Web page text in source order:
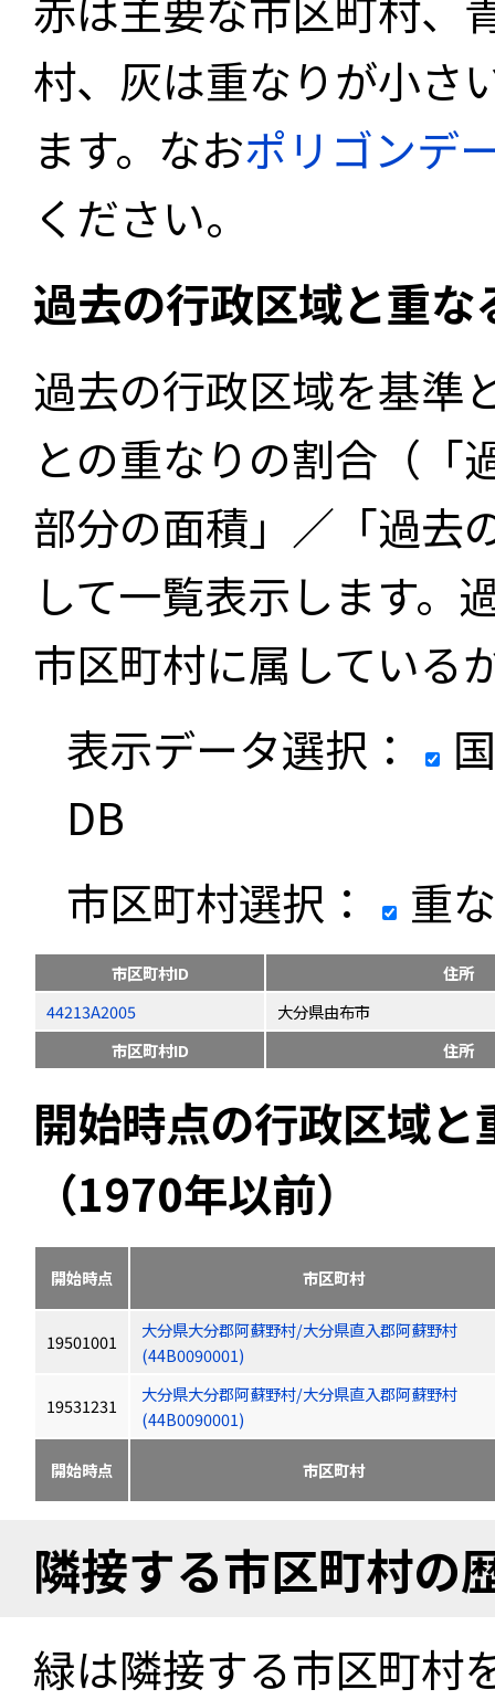
村、灰は重なりが小さ
ます。なおポリゴンデ
ください。
過去の行政区域と重
過去の行政区域を基準
との重なりの割合（「
部分の面積」／「過去
して一覧表示します。
市区町村に属している
表示データ選択：
DB
市区町村選択：
重
市区町村ID
住所
44213A2005
大分県由布市
市区町村ID
住所
開始時点の行政区域
（1970年以前）
開始時点 市区町村
19501001
大分県大分郡阿蘇野村/大分県直入郡阿蘇野村
(44B0090001)
19531231
大分県大分郡阿蘇野村/大分県直入郡阿蘇野村
(44B0090001)
開始時点 市区町村
隣接する市区町村の
緑は隣接する市区町村